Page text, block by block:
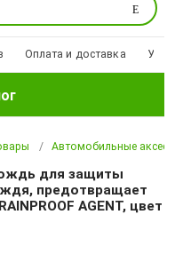
Поиск
Оплата и доставка
Автомобильные
для защиты
предотвращает
AGENT, цвет